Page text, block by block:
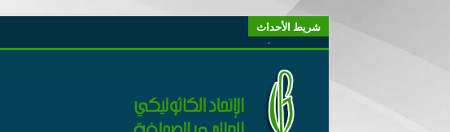
شريط الأحداث
“لبنانيون من أجل الكيان” (اتحاد اورا) : طرح رئيس الجمهورية حول اللامركزية
“الوحدة في التعدّد: إعادة بناء الديمقراطيّة التوافقيّة في لبنان”
يتبع في معنى الأعجوبة
ترشيح أسعد جوان لجائزة نوبل يعزّز تثبيت